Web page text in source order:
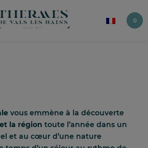
0
vous emmène à la découverte
la région toute l’année dans un
et au cœur d’une nature